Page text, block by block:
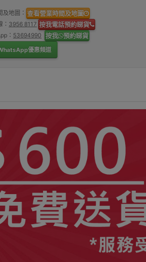
及地圖： 查看營業時間及地圖
3956 8117 按我電話預約睇貨
： 53694990 按我 預約睇貨
優惠頻道